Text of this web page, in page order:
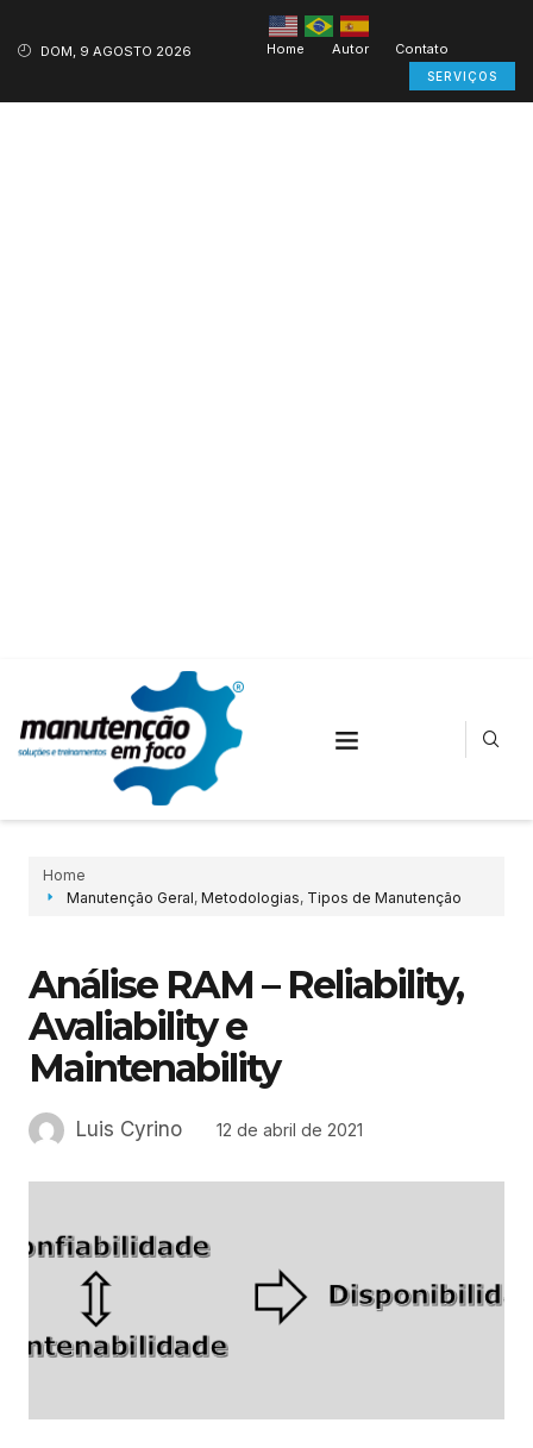
DOM, 9 AGOSTO 2026 Home Autor Contato
SERVIÇOS
Home
Manutenção Geral, Metodologias, Tipos de Manutenção
Análise RAM – Reliability,
Avaliability e
Maintenability
Luis Cyrino 12 de abril de 2021